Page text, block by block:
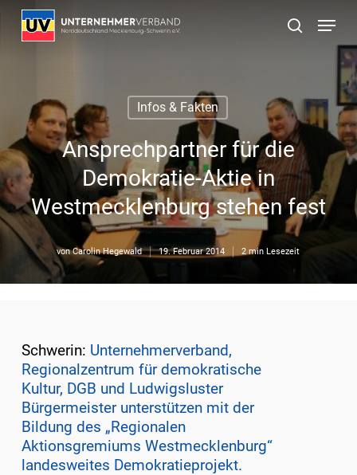
Skip
suchen
Menu
Infos & Fakten
Ansprechpartner für die
Demokratie-Aktie in
Westmecklenburg stehen fest
von Carolin Hegewald 19. Februar 2014 2 min Lesezeit
Schwerin: Unternehmerverband,
Regionalzentrum für demokratische
Kultur, DGB und Ludwigsluster
Bürgermeister unterstützen mit der
Bildung des „Regionalen
Aktionsgremiums Westmecklenburg“
landesweites Demokratieprojekt.